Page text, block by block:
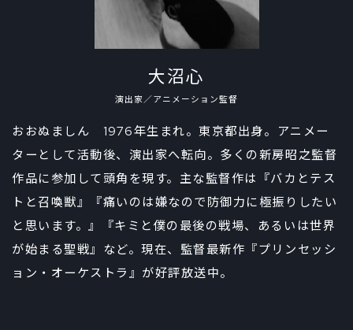
大沼心
演出家／アニメーション監督
おおぬましん 1976年生まれ。東京都出身。アニメー
ターとして活動後、演出家へ転向。多くの新房昭之監督
作品に参加して頭角を現す。主な監督作は『バカとテス
トと召喚獣』『痛いのは嫌なので防御力に極振りしたい
と思います。』『キミと僕の最後の戦場、あるいは世界
が始まる聖戦』など。現在、監督最新作『プリンセッシ
ョン・オーケストラ』が好評放送中。